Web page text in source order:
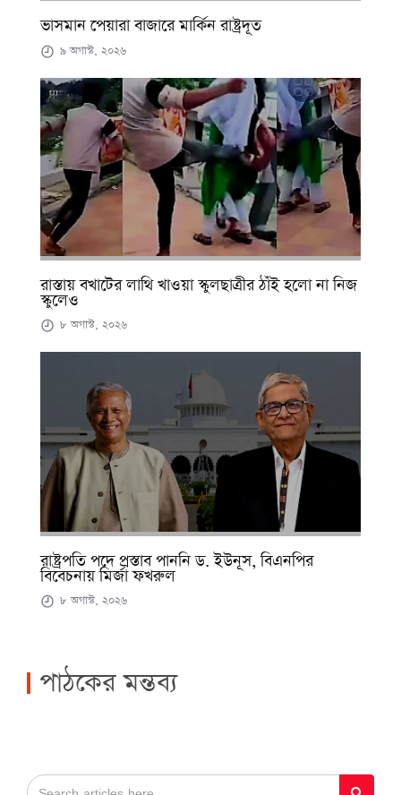
ভাসমান পেয়ারা বাজারে মার্কিন রাষ্ট্রদূত
৯ অগাস্ট, ২০২৬
রাস্তায় বখাটের লাথি খাওয়া স্কুলছাত্রীর ঠাঁই হলো না নিজ
স্কুলেও
৮ অগাস্ট, ২০২৬
রাষ্ট্রপতি পদে প্রস্তাব পাননি ড. ইউনূস, বিএনপির
বিবেচনায় মির্জা ফখরুল
৮ অগাস্ট, ২০২৬
পাঠকের মন্তব্য